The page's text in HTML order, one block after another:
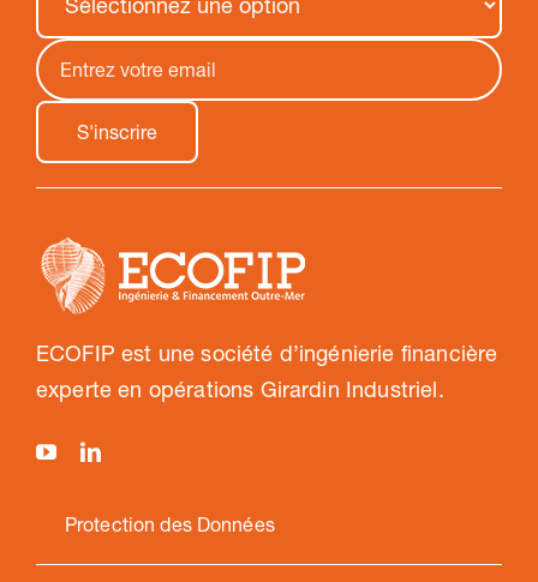
ECOFIP est une société d’ingénierie financière
experte en opérations Girardin Industriel.
Protection des Données